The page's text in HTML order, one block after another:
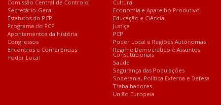
Comissão Central de Controlo
Secretário-Geral
Estatutos do PCP
Programa do PCP
Apontamentos da História
Congressos
Encontros e Conferências
Poder Local
Cultura
Economia e Aparelho Produtivo
Educação e Ciência
Justiça
PCP
Poder Local e Regiões Autónomas
Regime Democrático e Assuntos
Constitucionais
Saúde
Segurança das Populações
Soberania, Política Externa e Defesa
Trabalhadores
União Europeia